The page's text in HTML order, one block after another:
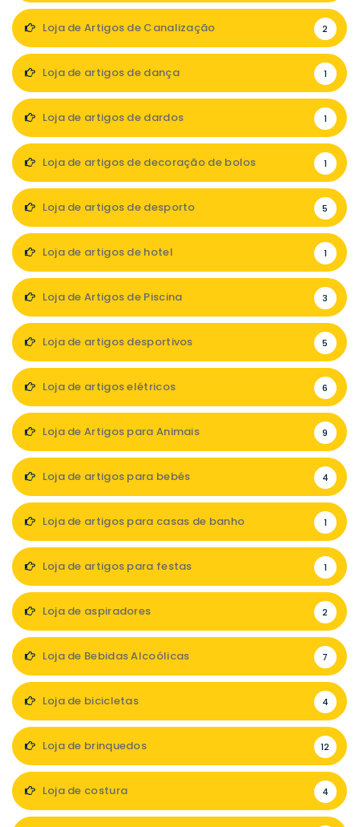
Loja de Artigos de Canalização 2
Loja de artigos de dança 1
Loja de artigos de dardos 1
Loja de artigos de decoração de bolos 1
Loja de artigos de desporto 5
Loja de artigos de hotel 1
Loja de Artigos de Piscina 3
Loja de artigos desportivos 5
Loja de artigos elétricos 6
Loja de Artigos para Animais 9
Loja de artigos para bebés 4
Loja de artigos para casas de banho 1
Loja de artigos para festas 1
Loja de aspiradores 2
Loja de Bebidas Alcoólicas 7
Loja de bicicletas 4
Loja de brinquedos 12
Loja de costura 4